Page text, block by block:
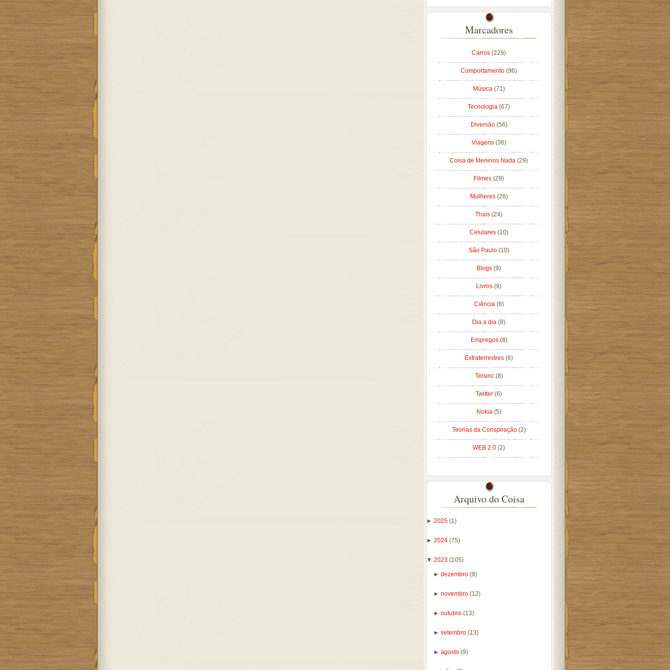
Marcadores
Carros (229)
Comportamento (96)
Música (71)
Tecnologia (67)
Diversão (56)
Viagens (36)
Coisa de Meninos Nada (29)
Filmes (29)
Mulheres (26)
Thais (24)
Celulares (10)
São Paulo (10)
Blogs (9)
Livros (9)
Ciência (8)
Dia a dia (8)
Empregos (8)
Extraterrestres (8)
Telsinc (8)
Twitter (6)
Nokia (5)
Teorias da Conspiração (2)
WEB 2.0 (2)
Arquivo do Coisa
► 2025 (1)
► 2024 (75)
▼ 2023 (105)
► dezembro (9)
► novembro (12)
► outubro (13)
► setembro (13)
► agosto (9)